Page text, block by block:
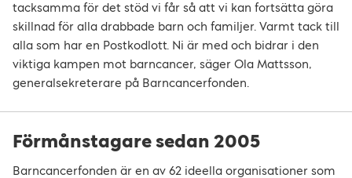
tacksamma för det stöd vi får så att vi kan fortsätta göra
skillnad för alla drabbade barn och familjer. Varmt tack till
alla som har en Postkodlott. Ni är med och bidrar i den
viktiga kampen mot barncancer, säger Ola Mattsson,
generalsekreterare på Barncancerfonden.
Förmånstagare sedan 2005
Barncancerfonden är en av 62 ideella organisationer som